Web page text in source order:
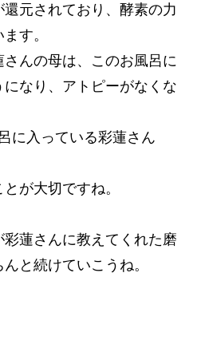
元されており、酵素の力
す。
んの母は、このお風呂に
なり、アトピーがなくな
に入っている彩蓮さん
が大切ですね。
蓮さんに教えてくれた磨
と続けていこうね。